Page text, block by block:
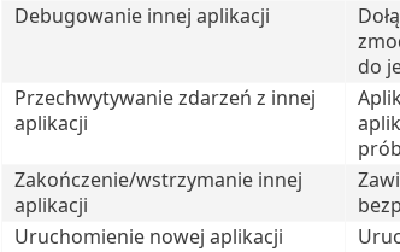
Debugowanie innej aplikacji
do
Przechwytywanie zdarzeń z innej
aplikacji
Zakończenie/wstrzymanie innej
aplikacji
Uruchomienie nowej aplikacji